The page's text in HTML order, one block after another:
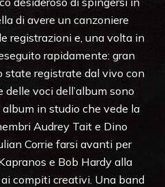
di avere un canzoniere
registrazioni e, una volta in
rapidamente: gran
state registrate dal vivo con
voci dell’album sono
in studio che vede la
Audrey Tait e Dino
Corrie farsi avanti per
e Bob Hardy alla
compiti creativi. Una band